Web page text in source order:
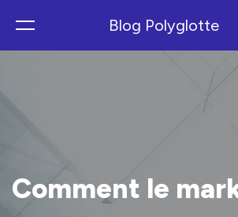
Blog Polyglotte
Comment le